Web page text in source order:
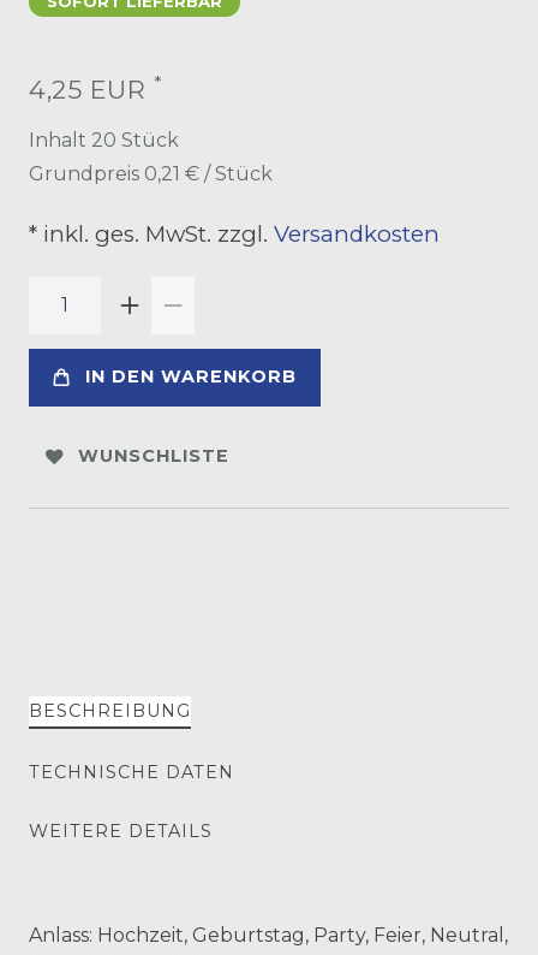
4,25 EUR *
Inhalt 20 Stück
Grundpreis 0,21 € / Stück
* inkl. ges. MwSt. zzgl. Versandkosten
IN DEN WARENKORB
WUNSCHLISTE
BESCHREIBUNG
TECHNISCHE DATEN
WEITERE DETAILS
Anlass: Hochzeit, Geburtstag, Party, Feier, Neutral,